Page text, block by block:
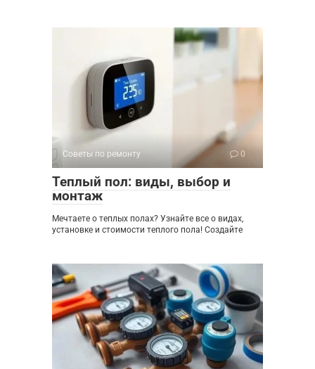
Советы по ремонту 0
Теплый пол: виды, выбор и
монтаж
Мечтаете о теплых полах? Узнайте все о видах,
установке и стоимости теплого пола! Создайте